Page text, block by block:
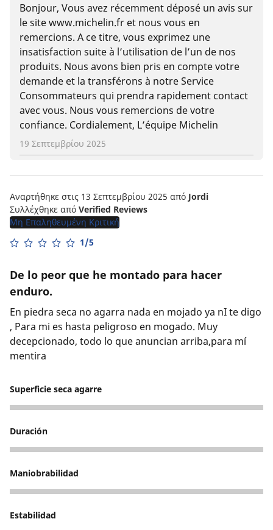
Bonjour, Vous avez récemment déposé un avis sur
le site www.michelin.fr et nous vous en
remercions. A ce titre, vous exprimez une
insatisfaction suite à l’utilisation de l’un de nos
produits. Nous avons bien pris en compte votre
demande et la transférons à notre Service
Consommateurs qui prendra rapidement contact
avec vous. Nous vous remercions de votre
confiance. Cordialement, L’équipe Michelin
19 Σεπτεμβρίου 2025
Αναρτήθηκε στις 13 Σεπτεμβρίου 2025 από Jordi
Συλλέχθηκε από Verified Reviews
Μη Επαληθευμένη Κριτική
1/5
De lo peor que he montado para hacer
enduro.
En piedra seca no agarra nada en mojado ya nI te digo
, Para mi es hasta peligroso en mogado. Muy
decepcionado, todo lo que anuncian arriba,para mí
mentira
Superficie seca agarre
1
Duración
1
Maniobrabilidad
2
Estabilidad